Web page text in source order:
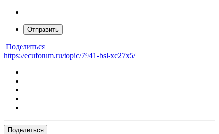
Отправить
Поделиться
https://ecuforum.ru/topic/7941-bsl-xc27x5/
Поделиться